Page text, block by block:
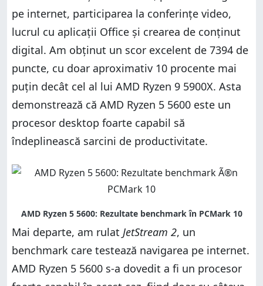
pe internet, participarea la conferințe video,
lucrul cu aplicații Office și crearea de conținut
digital. Am obținut un scor excelent de 7394 de
puncte, cu doar aproximativ 10 procente mai
puțin decât cel al lui AMD Ryzen 9 5900X. Asta
demonstrează că AMD Ryzen 5 5600 este un
procesor desktop foarte capabil să
îndeplinească sarcini de productivitate.
Mai departe, am rulat JetStream 2, un
benchmark care testează navigarea pe internet.
AMD Ryzen 5 5600 s-a dovedit a fi un procesor